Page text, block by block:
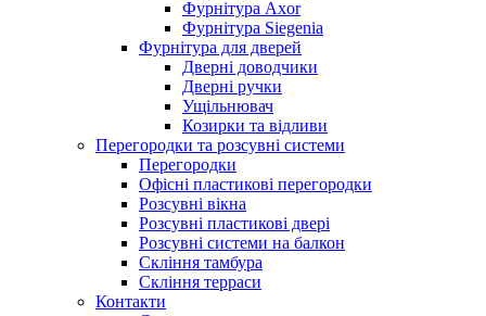
Фурнітура Axor
Фурнітура Siegenia
Фурнітура для дверей
Дверні доводчики
Дверні ручки
Ущільнювач
Козирки та відливи
Перегородки та розсувні системи
Перегородки
Офісні пластикові перегородки
Розсувні вікна
Розсувні пластикові двері
Розсувні системи на балкон
Скління тамбура
Скління терраси
Контакти